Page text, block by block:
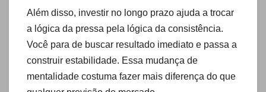
Além disso, investir no longo prazo ajuda a trocar
a lógica da pressa pela lógica da consistência.
Você para de buscar resultado imediato e passa a
construir estabilidade. Essa mudança de
mentalidade costuma fazer mais diferença do que